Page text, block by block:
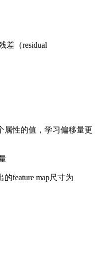
差（residual
属性的值，学习偏移量更
feature map尺寸为